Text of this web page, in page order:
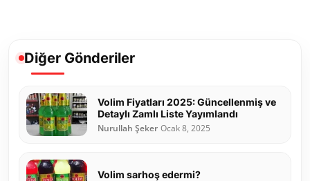
Diğer Gönderiler
Volim Fiyatları 2025: Güncellenmiş ve
Detaylı Zamlı Liste Yayımlandı
Nurullah Şeker Ocak 8, 2025
Volim sarhoş edermi?